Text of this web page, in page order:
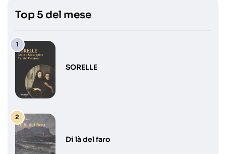
Top 5 del mese
SORELLE
Di là del faro